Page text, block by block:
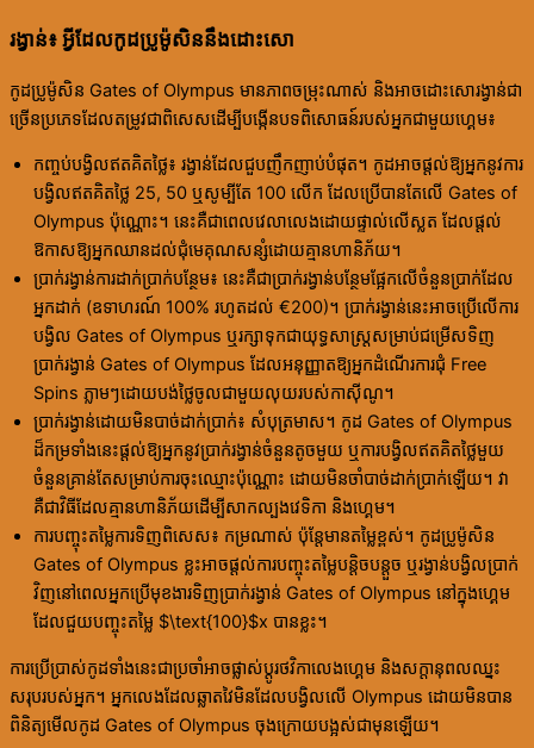
រង្វាន់៖ អ្វីដែលកូដប្រូម៉ូសិននឹងដោះសោ
កូដប្រូម៉ូសិន Gates of Olympus មានភាពចម្រុះណាស់ និងអាចដោះសោរង្វាន់ជា
ច្រើនប្រភេទដែលតម្រូវជាពិសេសដើម្បីបង្កើនបទពិសោធន៍របស់អ្នកជាមួយហ្គេម៖
កញ្ចប់បង្វិលឥតគិតថ្លៃ៖ រង្វាន់ដែលជួបញឹកញាប់បំផុត។ កូដអាចផ្តល់ឱ្យអ្នកនូវការ
បង្វិលឥតគិតថ្លៃ 25, 50 ឬសូម្បីតែ 100 លើក ដែលប្រើបានតែលើ Gates of
Olympus ប៉ុណ្ណោះ។ នេះគឺជាពេលវេលាលេងដោយផ្ទាល់លើស្លត ដែលផ្តល់
ឱកាសឱ្យអ្នកឈានដល់ជុំមេគុណសន្សំដោយគ្មានហានិភ័យ។
ប្រាក់រង្វាន់ការដាក់ប្រាក់បន្ថែម៖ នេះគឺជាប្រាក់រង្វាន់បន្ថែមផ្អែកលើចំនួនប្រាក់ដែល
អ្នកដាក់ (ឧទាហរណ៍ 100% រហូតដល់ €200)។ ប្រាក់រង្វាន់នេះអាចប្រើលើការ
បង្វិល Gates of Olympus ឬរក្សាទុកជាយុទ្ធសាស្ត្រសម្រាប់ជម្រើសទិញ
ប្រាក់រង្វាន់ Gates of Olympus ដែលអនុញ្ញាតឱ្យអ្នកដំណើរការជុំ Free
Spins ភ្លាមៗដោយបង់ថ្លៃចូលជាមួយលុយរបស់កាស៊ីណូ។
ប្រាក់រង្វាន់ដោយមិនបាច់ដាក់ប្រាក់៖ សំបុត្រមាស។ កូដ Gates of Olympus
ដ៏កម្រទាំងនេះផ្តល់ឱ្យអ្នកនូវប្រាក់រង្វាន់ចំនួនតូចមួយ ឬការបង្វិលឥតគិតថ្លៃមួយ
ចំនួនគ្រាន់តែសម្រាប់ការចុះឈ្មោះប៉ុណ្ណោះ ដោយមិនចាំបាច់ដាក់ប្រាក់ឡើយ។ វា
គឺជាវិធីដែលគ្មានហានិភ័យដើម្បីសាកល្បងវេទិកា និងហ្គេម។
ការបញ្ចុះតម្លៃការទិញពិសេស៖ កម្រណាស់ ប៉ុន្តែមានតម្លៃខ្ពស់។ កូដប្រូម៉ូសិន
Gates of Olympus ខ្លះអាចផ្តល់ការបញ្ចុះតម្លៃបន្តិចបន្តួច ឬរង្វាន់បង្វិលប្រាក់
វិញនៅពេលអ្នកប្រើមុខងារទិញប្រាក់រង្វាន់ Gates of Olympus នៅក្នុងហ្គេម
ដែលជួយបញ្ចុះតម្លៃ $\text{100}$x បានខ្លះ។
ការប្រើប្រាស់កូដទាំងនេះជាប្រចាំអាចផ្លាស់ប្តូរថវិកាលេងហ្គេម និងសក្តានុពលឈ្នះ
សរុបរបស់អ្នក។ អ្នកលេងដែលឆ្លាតវៃមិនដែលបង្វិលលើ Olympus ដោយមិនបាន
ពិនិត្យមើលកូដ Gates of Olympus ចុងក្រោយបង្អស់ជាមុនឡើយ។